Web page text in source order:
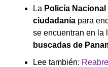
La Policía Nacional
ciudadanía para
se encuentran en la
buscadas de
Lee también: